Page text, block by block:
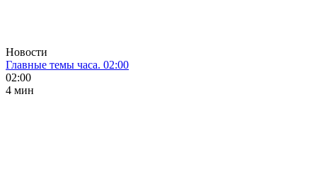
Новости
Главные темы часа. 02:00
02:00
4 мин